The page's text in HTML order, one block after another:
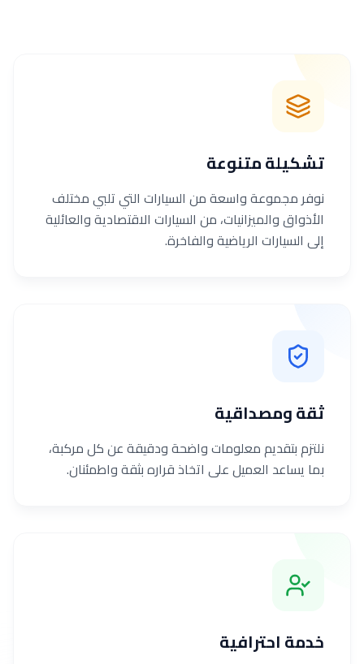
تشكيلة متنوعة
نوفر مجموعة واسعة من السيارات التي تلبي مختلف
الأذواق والميزانيات، من السيارات الاقتصادية والعائلية
إلى السيارات الرياضية والفاخرة.
ثقة ومصداقية
نلتزم بتقديم معلومات واضحة ودقيقة عن كل مركبة،
بما يساعد العميل على اتخاذ قراره بثقة واطمئنان.
خدمة احترافية